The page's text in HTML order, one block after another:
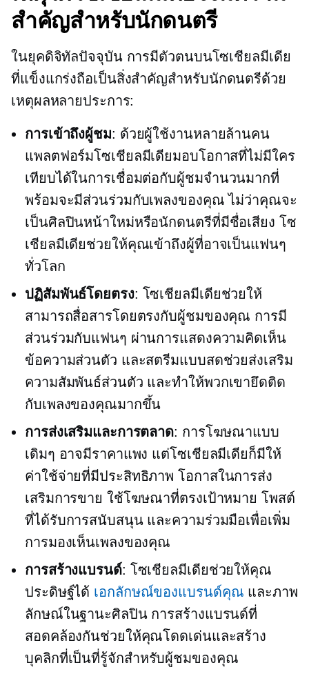
สำคัญสำหรับนักดนตรี
ในยุคดิจิทัลปัจจุบัน การมีตัวตนบนโซเชียลมีเดีย
ที่แข็งแกร่งถือเป็นสิ่งสำคัญสำหรับนักดนตรีด้วย
เหตุผลหลายประการ:
การเข้าถึงผู้ชม: ด้วยผู้ใช้งานหลายล้านคน
แพลตฟอร์มโซเชียลมีเดียมอบโอกาสที่ไม่มีใคร
เทียบได้ในการเชื่อมต่อกับผู้ชมจำนวนมากที่
พร้อมจะมีส่วนร่วมกับเพลงของคุณ ไม่ว่าคุณจะ
เป็นศิลปินหน้าใหม่หรือนักดนตรีที่มีชื่อเสียง โซ
เชียลมีเดียช่วยให้คุณเข้าถึงผู้ที่อาจเป็นแฟนๆ
ทั่วโลก
ปฏิสัมพันธ์โดยตรง: โซเชียลมีเดียช่วยให้
สามารถสื่อสารโดยตรงกับผู้ชมของคุณ การมี
ส่วนร่วมกับแฟนๆ ผ่านการแสดงความคิดเห็น
ข้อความส่วนตัว และสตรีมแบบสดช่วยส่งเสริม
ความสัมพันธ์ส่วนตัว และทำให้พวกเขายึดติด
กับเพลงของคุณมากขึ้น
การส่งเสริมและการตลาด: การโฆษณาแบบ
เดิมๆ อาจมีราคาแพง แต่โซเชียลมีเดียก็มีให้
ค่าใช้จ่ายที่มีประสิทธิภาพ โอกาสในการส่ง
เสริมการขาย ใช้โฆษณาที่ตรงเป้าหมาย โพสต์
ที่ได้รับการสนับสนุน และความร่วมมือเพื่อเพิ่ม
การมองเห็นเพลงของคุณ
การสร้างแบรนด์: โซเชียลมีเดียช่วยให้คุณ
ประดิษฐ์ได้ เอกลักษณ์ของแบรนด์คุณ และภาพ
ลักษณ์ในฐานะศิลปิน การสร้างแบรนด์ที่
สอดคล้องกันช่วยให้คุณโดดเด่นและสร้าง
บุคลิกที่เป็นที่รู้จักสำหรับผู้ชมของคุณ